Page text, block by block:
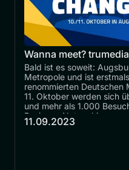
Wanna meet?
Bald ist es soweit:
Metropole und ist
renommierten Deutschen
11. Oktober werden sich
und mehr als 1.000
Business-Networking
11.09.2023